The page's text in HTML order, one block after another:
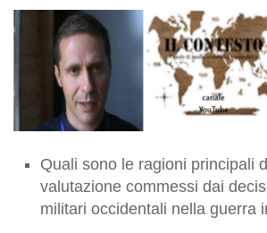
Quali sono le ragioni principali
valutazione commessi dai
militari occidentali nella guerra